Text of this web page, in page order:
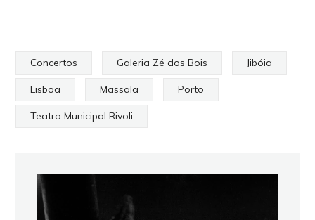
Concertos Galeria Zé dos Bois Jibóia
Lisboa Massala Porto
Teatro Municipal Rivoli